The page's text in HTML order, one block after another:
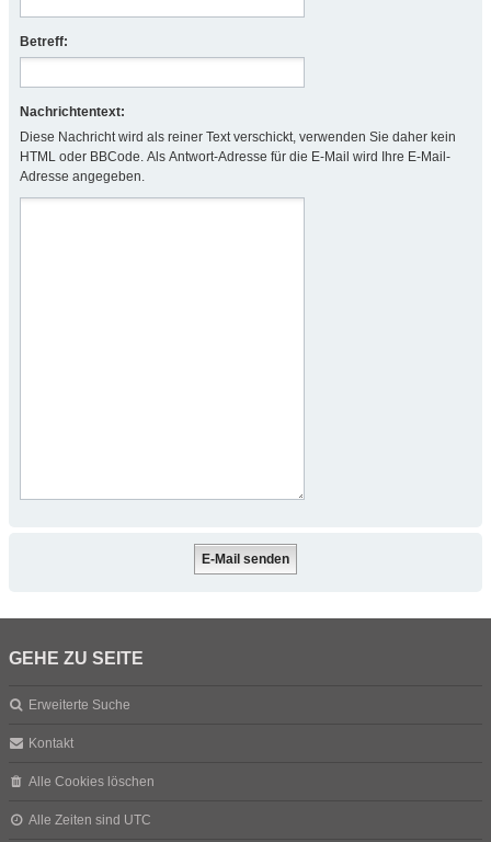
Betreff:
Nachrichtentext:
Diese Nachricht wird als reiner Text verschickt, verwenden Sie daher kein
HTML oder BBCode. Als Antwort-Adresse für die E-Mail wird Ihre E-Mail-
Adresse angegeben.
GEHE ZU SEITE
Erweiterte Suche
Kontakt
Alle Cookies löschen
Alle Zeiten sind UTC